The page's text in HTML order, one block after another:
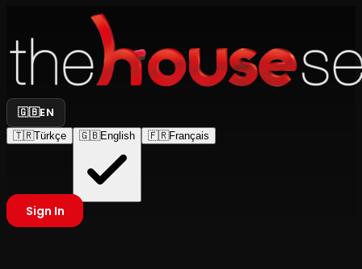
🇬🇧EN
🇹🇷Türkçe 🇬🇧English 🇫🇷Français
Sign In